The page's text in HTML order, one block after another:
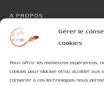
Gérer le
cookies
Pour offrir les meilleures expériences,
cookies pour stocker et/ou accéder
consentir à ces technologies nous
À PROPOS
CONTACT